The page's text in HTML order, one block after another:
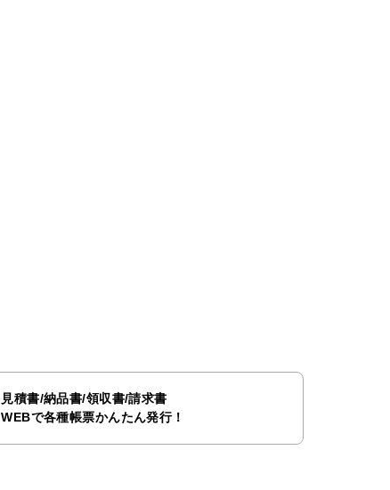
見積書/納品書/領収書/請求書
WEBで各種帳票かんたん発行！